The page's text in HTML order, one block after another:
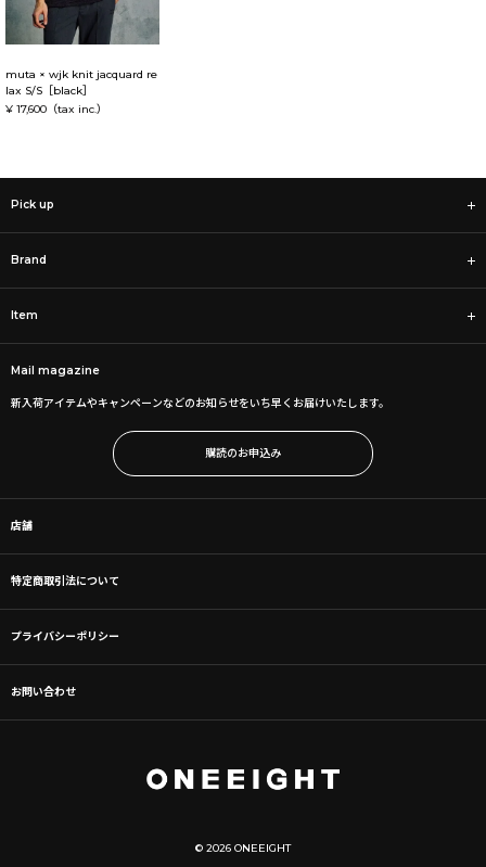
muta × wjk knit jacquard re
lax S/S［black］
¥ 17,600 （tax inc.）
Pick up
Brand
Item
Mail magazine
新入荷アイテムやキャンペーンなどのお知らせをいち早くお届けいたします。
購読のお申込み
店舗
特定商取引法について
プライバシーポリシー
お問い合わせ
© 2026 ONEEIGHT